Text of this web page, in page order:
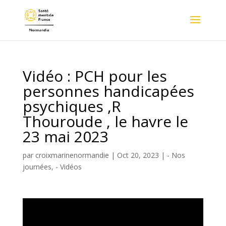
Vidéo : PCH pour les
personnes handicapées
psychiques ,R
Thouroude , le havre le
23 mai 2023
par croixmarinenormandie | Oct 20, 2023 | - Nos
journées, - Vidéos